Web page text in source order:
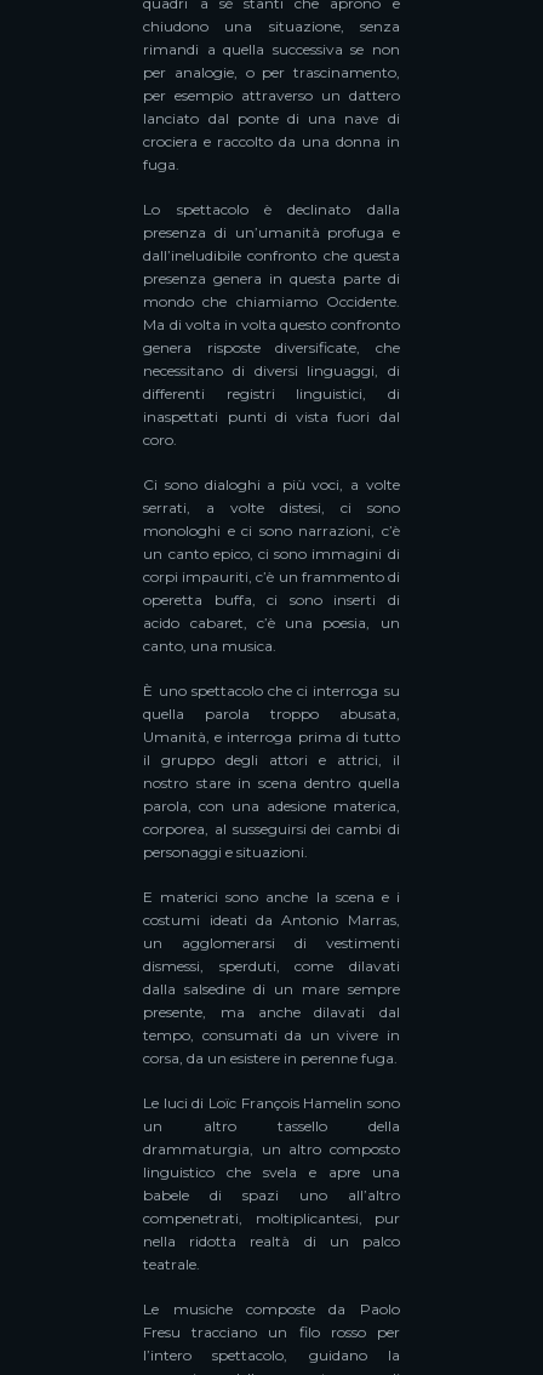
chiudono una situazione, senza
rimandi a quella successiva se non
per analogie, o per trascinamento,
per esempio attraverso un dattero
lanciato dal ponte di una nave di
crociera e raccolto da una donna in
fuga.
Lo spettacolo è declinato dalla
presenza di un’umanità profuga e
dall’ineludibile confronto che questa
presenza genera in questa parte di
mondo che chiamiamo Occidente.
Ma di volta in volta questo confronto
genera risposte diversificate, che
necessitano di diversi linguaggi, di
differenti registri linguistici, di
inaspettati punti di vista fuori dal
coro.
Ci sono dialoghi a più voci, a volte
serrati, a volte distesi, ci sono
monologhi e ci sono narrazioni, c’è
un canto epico, ci sono immagini di
corpi impauriti, c’è un frammento di
operetta buffa, ci sono inserti di
acido cabaret, c’è una poesia, un
canto, una musica.
È uno spettacolo che ci interroga su
quella parola troppo abusata,
Umanità, e interroga prima di tutto
il gruppo degli attori e attrici, il
nostro stare in scena dentro quella
parola, con una adesione materica,
corporea, al susseguirsi dei cambi di
personaggi e situazioni.
E materici sono anche la scena e i
costumi ideati da Antonio Marras,
un agglomerarsi di vestimenti
dismessi, sperduti, come dilavati
dalla salsedine di un mare sempre
presente, ma anche dilavati dal
tempo, consumati da un vivere in
corsa, da un esistere in perenne fuga.
Le luci di Loïc François Hamelin sono
un altro tassello della
drammaturgia, un altro composto
linguistico che svela e apre una
babele di spazi uno all’altro
compenetrati, moltiplicantesi, pur
nella ridotta realtà di un palco
teatrale.
Le musiche composte da Paolo
Fresu tracciano un filo rosso per
l’intero spettacolo, guidano la